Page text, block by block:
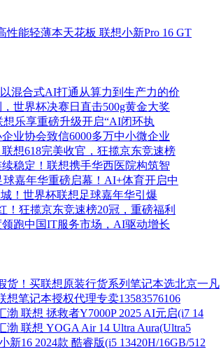
性能轻薄本天花板 联想小新Pro 16 GT
混合式AI打通从算力到生产力的价
世界杯决赛日直击500g黄金大奖
想乐享重磅升级开启“AI闭环执
业协会致信6000多万中小微企业
想618完美收官，狂揽京东竞速榜
稳定！联想携手华西医院构筑智
嘉年华重磅启幕！AI+体育开启中
！世界杯联想足球嘉年华引爆
！狂揽京东竞速榜20冠，重磅福利
跑中国IT服务市场，AI驱动增长
货！买联想原装行货系列笔记本选北京一凡
想笔记本授权代理专卖13583576106
渤 联想 拯救者Y7000P 2025 AI元启(i7 14
渤 联想 YOGA Air 14 Ultra Aura(Ultra5
新16 2024款 酷睿版(i5 13420H/16GB/512